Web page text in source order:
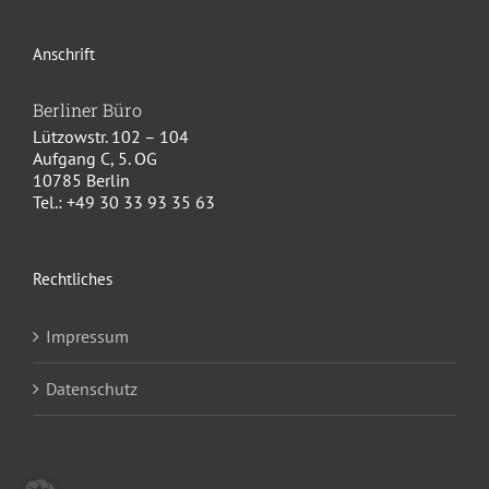
Anschrift
Berliner Büro
Lützowstr. 102 – 104
Aufgang C, 5. OG
10785 Berlin
Tel.: +49 30 33 93 35 63
Rechtliches
Impressum
Datenschutz